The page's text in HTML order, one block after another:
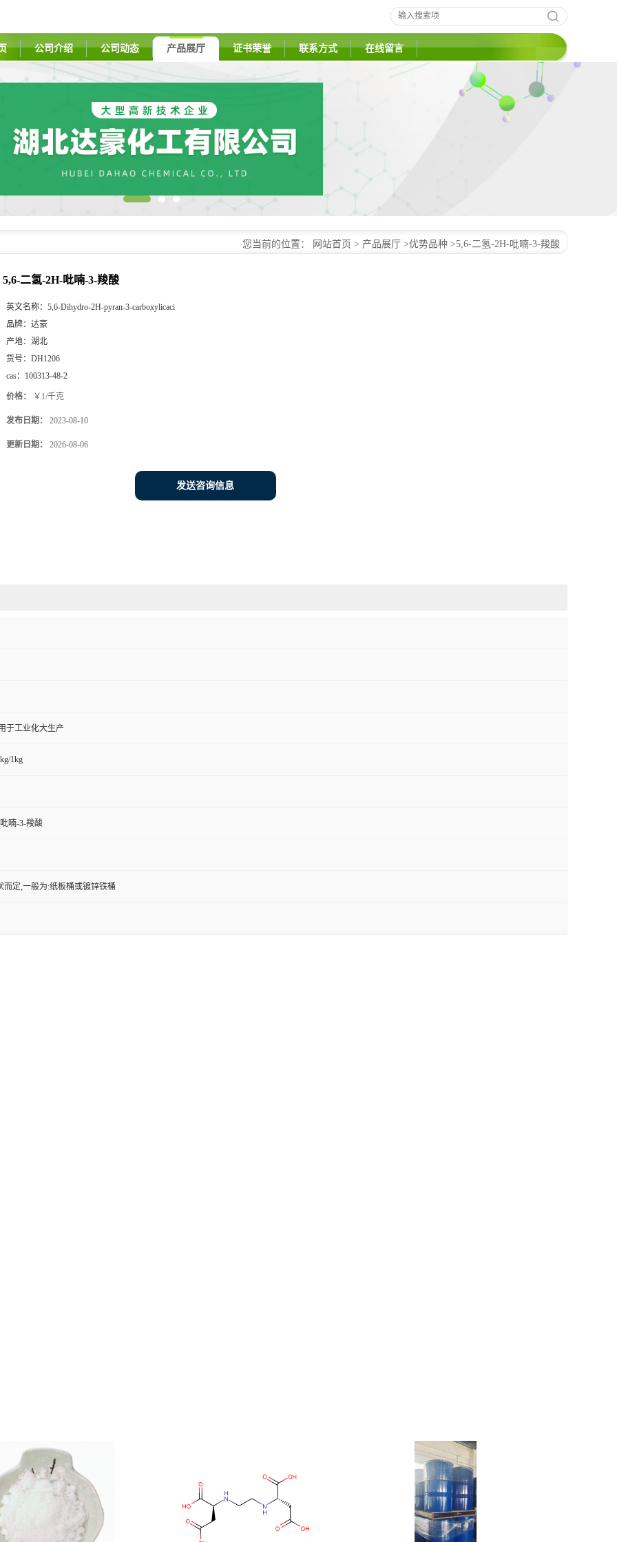
公司介绍 公司动态 产品展厅 证书荣誉 联系方式 在线留言
您当前的位置： 网站首页 > 产品展厅 >优势品种 >5,6-二氢-2H-吡喃-3-羧酸
5,6-二氢-2H-吡喃-3-羧酸
英文名称： 5,6-Dihydro-2H-pyran-3-carboxylicaci
品牌： 达豪
产地： 湖北
货号： DH1206
cas： 100313-48-2
价格： ￥1/千克
发布日期： 2023-08-10
更新日期： 2026-08-06
发送咨询信息
于工业化大生产
1kg
喃-3-羧酸
而定,一般为:纸板桶或镀锌铁桶